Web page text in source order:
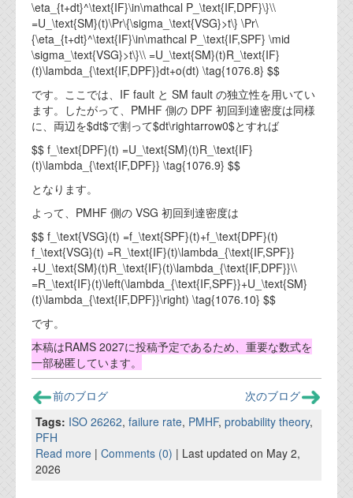
\eta_{t+dt}^\text{IF}\in\mathcal P_\text{IF,DPF}\}\\
=U_\text{SM}(t)\Pr\{\sigma_\text{VSG}>t\} \Pr\
{\eta_{t+dt}^\text{IF}\in\mathcal P_\text{IF,SPF} \mid
\sigma_\text{VSG}>t\}\\ =U_\text{SM}(t)R_\text{IF}
(t)\lambda_{\text{IF,DPF}}dt+o(dt) \tag{1076.8} $$
です。ここでは、IF fault と SM fault の独立性を用いてい
ます。したがって、PMHF 側の DPF 初回到達密度は同様
に、両辺を$dt$で割って$dt\rightarrow0$とすれば
$$ f_\text{DPF}(t) =U_\text{SM}(t)R_\text{IF}
(t)\lambda_{\text{IF,DPF}} \tag{1076.9} $$
となります。
よって、PMHF 側の VSG 初回到達密度は
$$ f_\text{VSG}(t) =f_\text{SPF}(t)+f_\text{DPF}(t)
f_\text{VSG}(t) =R_\text{IF}(t)\lambda_{\text{IF,SPF}}
+U_\text{SM}(t)R_\text{IF}(t)\lambda_{\text{IF,DPF}}\\
=R_\text{IF}(t)\left(\lambda_{\text{IF,SPF}}+U_\text{SM}
(t)\lambda_{\text{IF,DPF}}\right) \tag{1076.10} $$
です。
本稿はRAMS 2027に投稿予定であるため、重要な数式を
一部秘匿しています。
前のブログ
次のブログ
Tags: ISO 26262, failure rate, PMHF, probability theory,
PFH
Read more | Comments (0) | Last updated on May 2,
2026